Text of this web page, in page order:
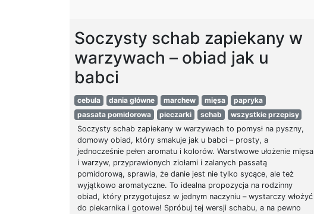
Soczysty schab zapiekany w
warzywach – obiad jak u
babci
cebula dania główne marchew mięsa
papryka
passata pomidorowa
pieczarki schab
wszystkie przepisy
Soczysty schab zapiekany w warzywach to pomysł na pyszny,
domowy obiad, który smakuje jak u babci – prosty, a
jednocześnie pełen aromatu i kolorów. Warstwowe ułożenie mięsa
i warzyw, przyprawionych ziołami i zalanych passatą
pomidorową, sprawia, że danie jest nie tylko sycące, ale też
wyjątkowo aromatyczne. To idealna propozycja na rodzinny
obiad, który przygotujesz w jednym naczyniu – wystarczy włożyć
do piekarnika i gotowe! Spróbuj tej wersji schabu, a na pewno